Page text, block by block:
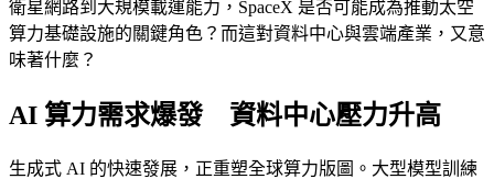
衛星網路到大規模載運能力，SpaceX 是否可能成為推動太空
算力基礎設施的關鍵角色？而這對資料中心與雲端產業，又意
味著什麼？
AI 算力需求爆發 資料中心壓力升高
生成式 AI 的快速發展，正重塑全球算力版圖。大型模型訓練